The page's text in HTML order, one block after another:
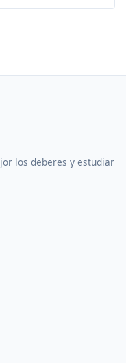
los deberes y estudiar